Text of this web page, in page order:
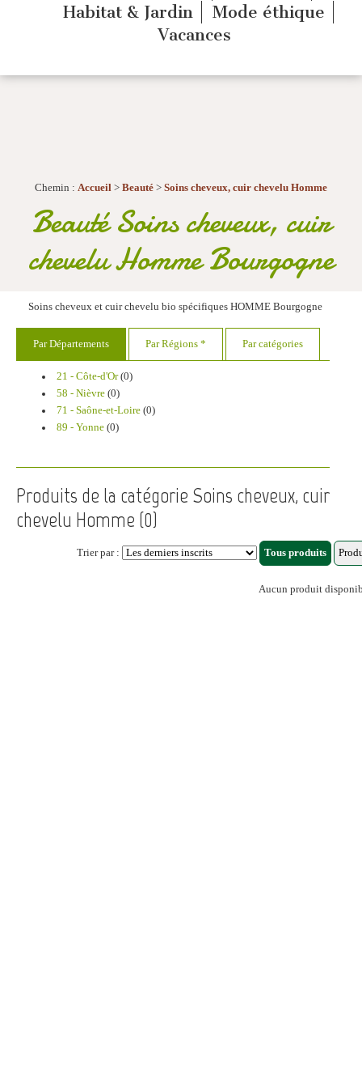
Habitat & Jardin
Mode éthique
Vacances
Chemin : Accueil > Beauté > Soins cheveux, cuir chevelu Homme
Beauté Soins cheveux, cuir
chevelu Homme Bourgogne
Soins cheveux et cuir chevelu bio spécifiques HOMME Bourgogne
Par Départements Par Régions * Par catégories
21 - Côte-d'Or(0)
58 - Nièvre(0)
71 - Saône-et-Loire(0)
89 - Yonne(0)
Produits de la catégorie Soins cheveux, cuir
chevelu Homme (0)
Trier par :
Aucun produit